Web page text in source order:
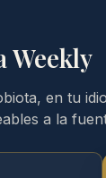
Weekly
en tu
a la